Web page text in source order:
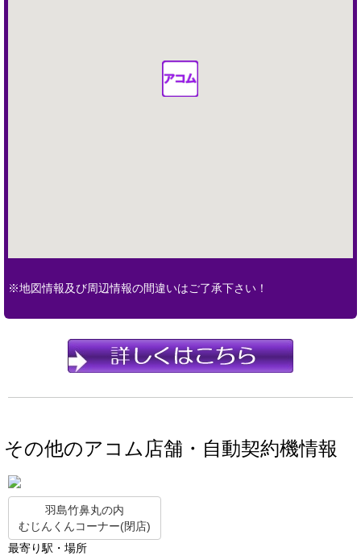
※地図情報及び周辺情報の間違いはご了承下さい！
その他のアコム店舗・自動契約機情報
羽島竹鼻丸の内
むじんくんコーナー(閉店)
最寄り駅・場所